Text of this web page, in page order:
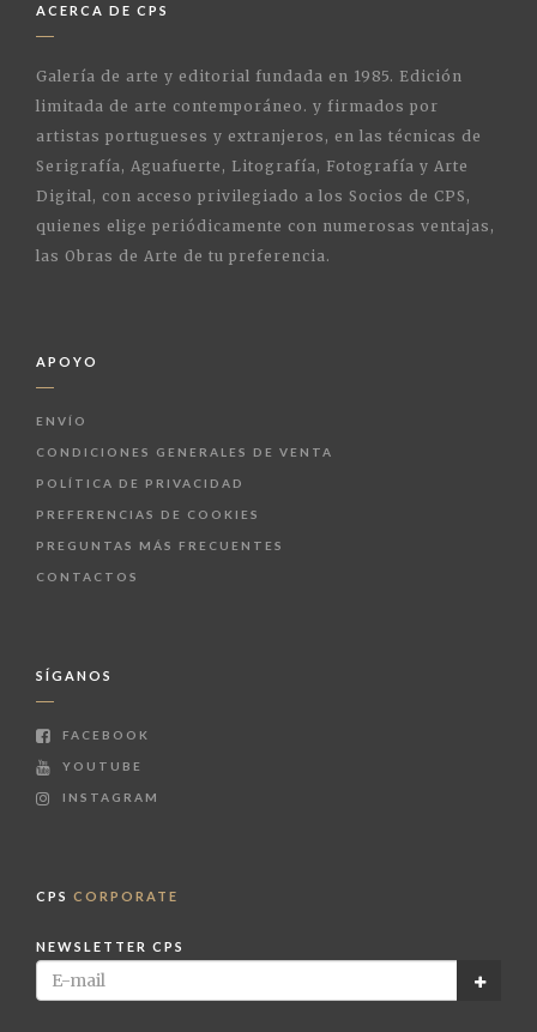
ACERCA DE CPS
Galería de arte y editorial fundada en 1985. Edición
limitada de arte contemporáneo. y firmados por
artistas portugueses y extranjeros, en las técnicas de
Serigrafía, Aguafuerte, Litografía, Fotografía y Arte
Digital, con acceso privilegiado a los Socios de CPS,
quienes elige periódicamente con numerosas ventajas,
las Obras de Arte de tu preferencia.
APOYO
ENVÍO
CONDICIONES GENERALES DE VENTA
POLÍTICA DE PRIVACIDAD
PREFERENCIAS DE COOKIES
PREGUNTAS MÁS FRECUENTES
CONTACTOS
SÍGANOS
FACEBOOK
YOUTUBE
INSTAGRAM
CPS CORPORATE
NEWSLETTER CPS